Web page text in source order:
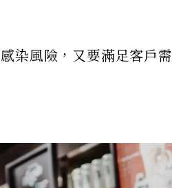
染風險，又要滿足客戶